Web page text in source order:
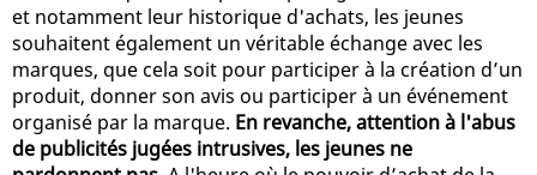
et notamment leur historique d'achats, les jeunes
souhaitent également un véritable échange avec les
marques, que cela soit pour participer à la création d’un
produit, donner son avis ou participer à un événement
organisé par la marque. En revanche, attention à l'abus
de publicités jugées intrusives, les jeunes ne